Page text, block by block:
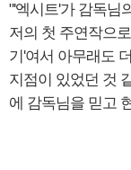
"'엑시트'가 감독님
저의 첫 주연작으
기'여서 아무래도
지점이 있었던 것
에 감독님을 믿고